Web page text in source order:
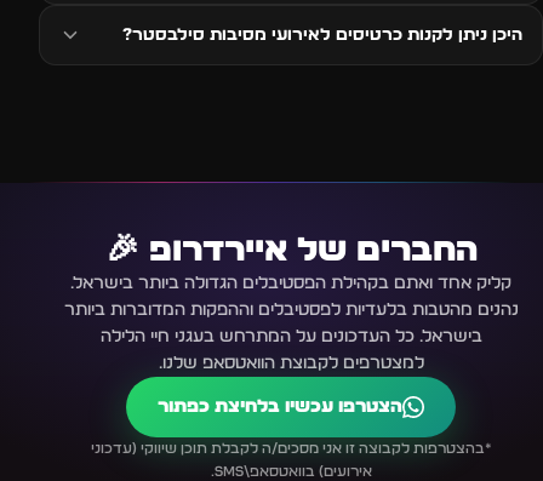
היכן ניתן לקנות כרטיסים לאירועי מסיבות סילבסטר?
החברים של איירדרופ 🎉
קליק אחד ואתם בקהילת הפסטיבלים הגדולה ביותר בישראל.
נהנים מהטבות בלעדיות לפסטיבלים וההפקות המדוברות ביותר
בישראל. כל העדכונים על המתרחש בעגני חיי הלילה
למצטרפים לקבוצת הוואטסאפ שלנו.
הצטרפו עכשיו בלחיצת כפתור
*בהצטרפות לקבוצה זו אני מסכים/ה לקבלת תוכן שיווקי (עדכוני
אירועים) בוואטסאפ\SMS.